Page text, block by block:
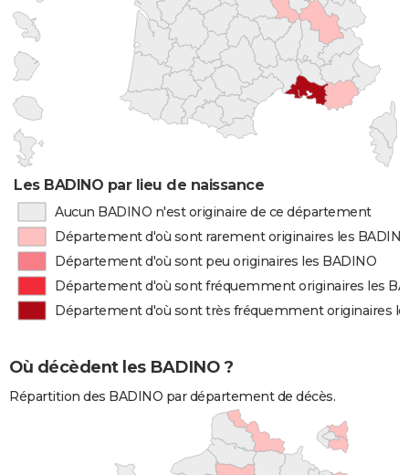
Les BADINO par lieu de naissance
Aucun BADINO n'est originaire de ce département
Département d'où sont rarement originaires les
Département d'où sont peu originaires les BADINO
Département d'où sont fréquemment originaires les
Département d'où sont très fréquemment originaires
Où décèdent les BADINO ?
Répartition des BADINO par département de décès.